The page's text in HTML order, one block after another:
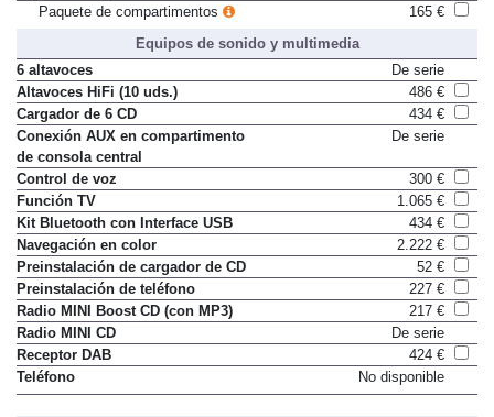
Paquete de compartimentos
165 €
Equipos de sonido y multimedia
6 altavoces
De serie
Altavoces HiFi (10 uds.)
486 €
Cargador de 6 CD
434 €
Conexión AUX en compartimento
de consola central
De serie
Control de voz
300 €
Función TV
1.065 €
Kit Bluetooth con Interface USB
434 €
Navegación en color
2.222 €
Preinstalación de cargador de CD
52 €
Preinstalación de teléfono
227 €
Radio MINI Boost CD (con MP3)
217 €
Radio MINI CD
De serie
Receptor DAB
424 €
Teléfono
No disponible